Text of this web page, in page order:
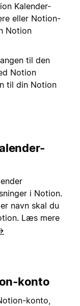
Kalender-
eller Notion-
Notion
til den
Notion
til din Notion
i Notion.
navn skal du
Læs mere
konto
konto,